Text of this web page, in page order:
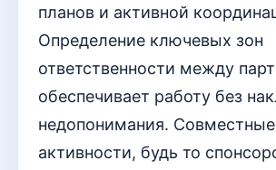
планов и активной
Определение ключевых зон
ответственности между
обеспечивает работу без
недопонимания. Совместные
активности, будь то